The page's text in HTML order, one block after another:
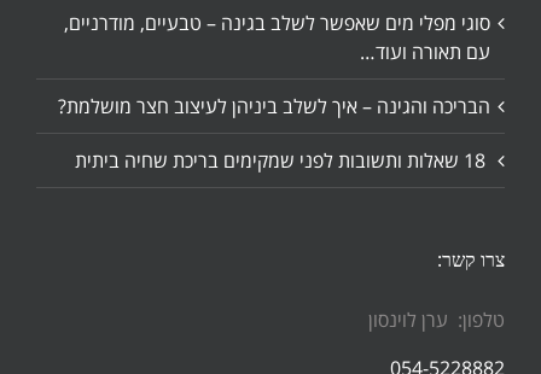
סוגי מפלי מים שאפשר לשלב בגינה – טבעיים, מודרניים,
עם תאורה ועוד…
הבריכה והגינה – איך לשלב ביניהן לעיצוב חצר מושלמת?
צרו קשר:
טלפון: ערן לוינסון
054-5228882